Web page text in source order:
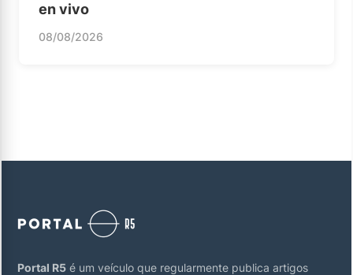
en vivo
08/08/2026
Portal R5 é um veículo que regularmente publica artigos